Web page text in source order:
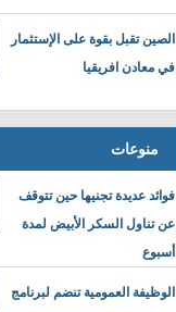
الصين تقبل بقوة على الإستثمار
في معادن افريقيا
منوعات
فوائد عديدة تجنيها حين تتوقف
عن تناول السكر الأبيض لمدة
أسبوع
الوظيفة العمومية تنضم لبرنامج